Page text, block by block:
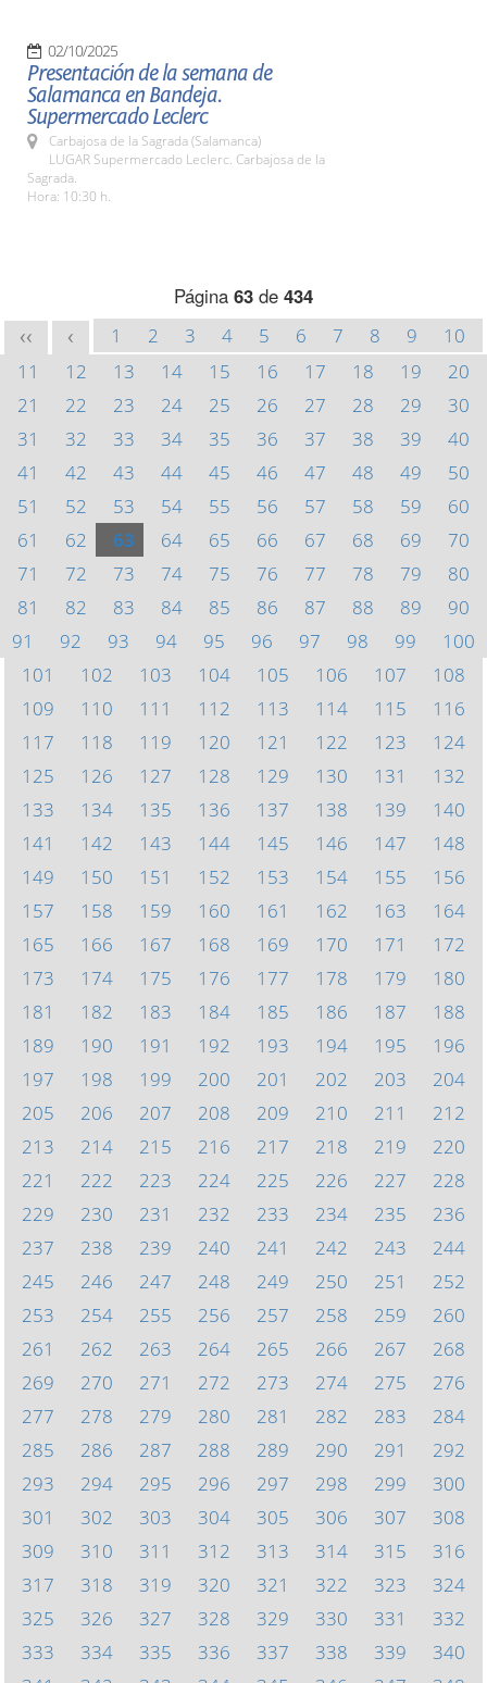
02/10/2025
Presentación de la semana de
Salamanca en Bandeja.
Supermercado Leclerc
Carbajosa de la Sagrada (Salamanca)
LUGAR Supermercado Leclerc. Carbajosa de la
Sagrada.
Hora: 10:30 h.
Página 63 de 434
<< < 1 2 3 4 5 6 7 8 9
10
11
12 13 14 15 16 17 18 19
20
21
22 23 24 25 26 27 28 29
30
31
32 33 34 35 36 37 38 39
40
41
42 43 44 45 46 47 48 49
50
51
52 53 54 55 56 57 58 59
60
61
62 63 64 65 66 67 68 69
70
71
72 73 74 75 76 77 78 79
80
81
82 83 84 85 86 87 88 89
90
91
92 93 94 95 96 97 98 99
100
101
102 103 104 105 106 107
108
109
110 111 112 113 114 115
116
117
118 119 120 121 122 123
124
125
126 127 128 129 130 131
132
133
134 135 136 137 138 139
140
141
142 143 144 145 146 147
148
149
150 151 152 153 154 155
156
157
158 159 160 161 162 163
164
165
166 167 168 169 170 171
172
173
174 175 176 177 178 179
180
181
182 183 184 185 186 187
188
189
190 191 192 193 194 195
196
197
198 199 200 201 202 203
204
205
206 207 208 209 210 211
212
213
214 215 216 217 218 219
220
221
222 223 224 225 226 227
228
229
230 231 232 233 234 235
236
237
238 239 240 241 242 243
244
245
246 247 248 249 250 251
252
253
254 255 256 257 258 259
260
261
262 263 264 265 266 267
268
269
270 271 272 273 274 275
276
277
278 279 280 281 282 283
284
285
286 287 288 289 290 291
292
293
294 295 296 297 298 299
300
301
302 303 304 305 306 307
308
309
310 311 312 313 314 315
316
317
318 319 320 321 322 323
324
325
326 327 328 329 330 331
332
333
334 335 336 337 338 339
340